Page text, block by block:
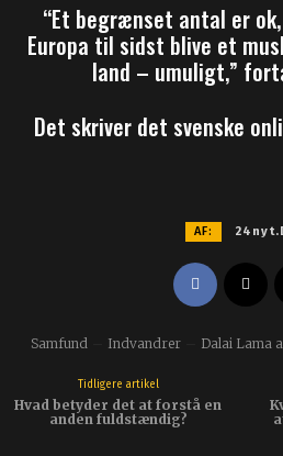
“Et begrænset antal er
Europa til sidst blive et
land – umuligt,”
Det skriver det svenske
AF:
Samfund Indvandrer Dalai Lama
Tidligere artikel
Hvad betyder det at forstå en
anden fuldstændig?